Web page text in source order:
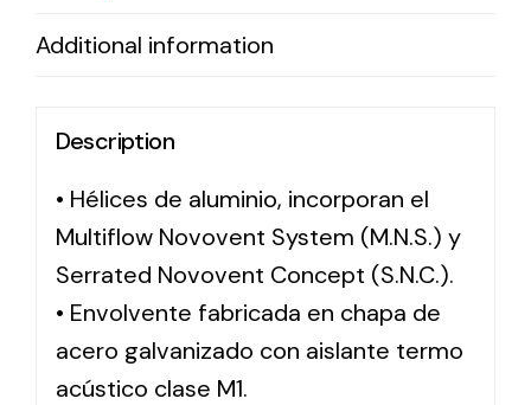
Additional information
Description
• Hélices de aluminio, incorporan el
Multiflow Novovent System (M.N.S.) y
Serrated Novovent Concept (S.N.C.).
• Envolvente fabricada en chapa de
acero galvanizado con aislante termo
acústico clase M1.